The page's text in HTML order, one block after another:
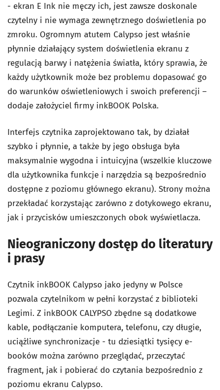
- ekran E Ink nie męczy ich, jest zawsze doskonale
czytelny i nie wymaga zewnętrznego doświetlenia po
zmroku. Ogromnym atutem Calypso jest właśnie
płynnie działający system doświetlenia ekranu z
regulacją barwy i natężenia światła, który sprawia, że
każdy użytkownik może bez problemu dopasować go
do warunków oświetleniowych i swoich preferencji –
dodaje założyciel firmy inkBOOK Polska.
Interfejs czytnika zaprojektowano tak, by działał
szybko i płynnie, a także by jego obsługa była
maksymalnie wygodna i intuicyjna (wszelkie kluczowe
dla użytkownika funkcje i narzędzia są bezpośrednio
dostępne z poziomu głównego ekranu). Strony można
przekładać korzystając zarówno z dotykowego ekranu,
jak i przycisków umieszczonych obok wyświetlacza.
Nieograniczony dostęp do literatury
i prasy
Czytnik inkBOOK Calypso jako jedyny w Polsce
pozwala czytelnikom w pełni korzystać z biblioteki
Legimi. Z inkBOOK CALYPSO zbędne są dodatkowe
kable, podłączanie komputera, telefonu, czy długie,
uciążliwe synchronizacje - tu dziesiątki tysięcy e-
booków można zarówno przeglądać, przeczytać
fragment, jak i pobierać do czytania bezpośrednio z
poziomu ekranu Calypso.